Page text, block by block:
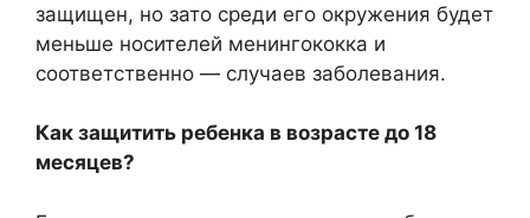
защищен, но зато среди его окружения будет
меньше носителей менингококка и
соответственно — случаев заболевания.
Как защитить ребенка в возрасте до 18
месяцев?